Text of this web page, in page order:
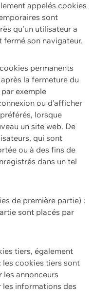
appelés cookies
sont
qu'un utilisateur a
son navigateur.
permanents
la fermeture du
exemple
ou d'afficher
lorsque
un site web. De
qui sont
ou à des fins de
dans un tel
de première partie) :
sont placés par
tiers, également
les cookies tiers sont
annonceurs
informations des